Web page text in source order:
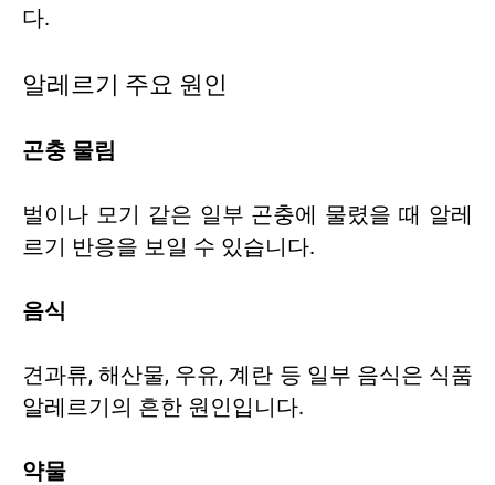
다.
알레르기 주요 원인
곤충 물림
벌이나 모기 같은 일부 곤충에 물렸을 때 알레
르기 반응을 보일 수 있습니다.
음식
견과류, 해산물, 우유, 계란 등 일부 음식은 식품
알레르기의 흔한 원인입니다.
약물